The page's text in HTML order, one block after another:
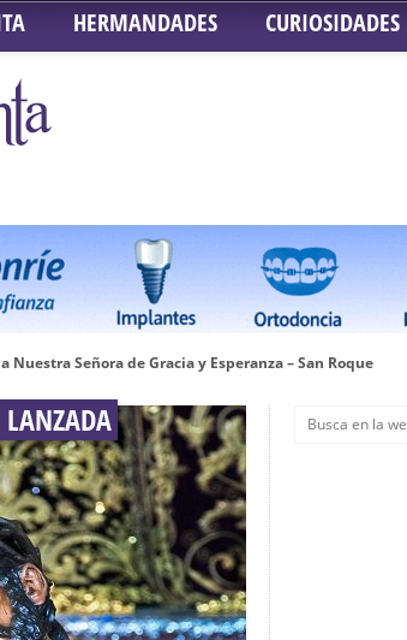
HERMANDADES CURIOSIDADES
Nuestra Señora de Gracia y Esperanza – San Roque
de la Concepción – Hermandad del Silencio
del Señor ante el paso de Nuestra Señora de la
Poder de Sevilla
en honor de María Santísima en su Soledad – San
a la Virgen del Valle
la Quinta Angustia
de la Salud